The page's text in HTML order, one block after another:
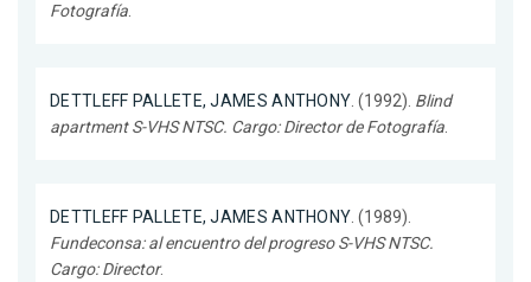
Fotografía.
DETTLEFF PALLETE, JAMES ANTHONY. (1992). Blind
apartment S-VHS NTSC. Cargo: Director de Fotografía.
DETTLEFF PALLETE, JAMES ANTHONY. (1989).
Fundeconsa: al encuentro del progreso S-VHS NTSC.
Cargo: Director.